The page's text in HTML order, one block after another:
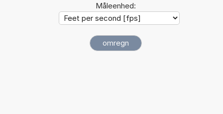
Måleenhed: